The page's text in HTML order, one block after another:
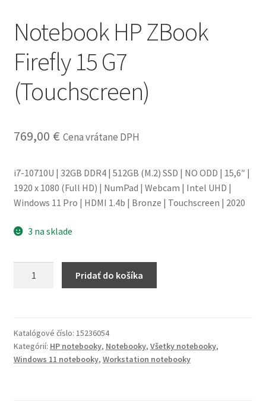
obchodné
podmienky
Wishlist
Notebook HP ZBook
Firefly 15 G7
(Touchscreen)
769,00 € Cena vrátane DPH
i7-10710U | 32GB DDR4 | 512GB (M.2) SSD | NO ODD | 15,6″ |
1920 x 1080 (Full HD) | NumPad | Webcam | Intel UHD |
Windows 11 Pro | HDMI 1.4b | Bronze | Touchscreen | 2020
3 na sklade
Firefly
15
G7
Pridať do košíka
Katalógové číslo: 15236054
Kategórií: HP notebooky, Notebooky, Všetky notebooky,
Windows 11 notebooky, Workstation notebooky